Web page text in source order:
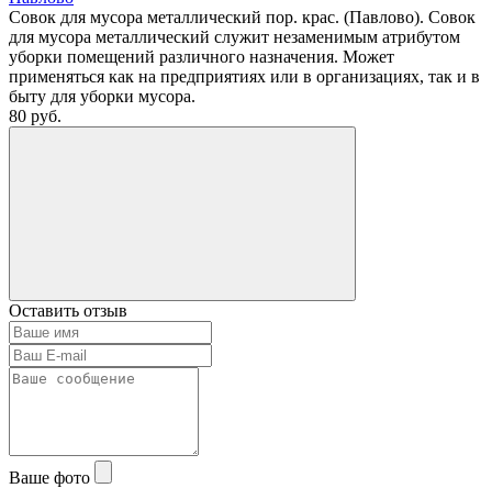
Совок для мусора металлический пор. крас. (Павлово). Совок
для мусора металлический служит незаменимым атрибутом
уборки помещений различного назначения. Может
применяться как на предприятиях или в организациях, так и в
быту для уборки мусора.
80 руб.
Оставить отзыв
Ваше фото